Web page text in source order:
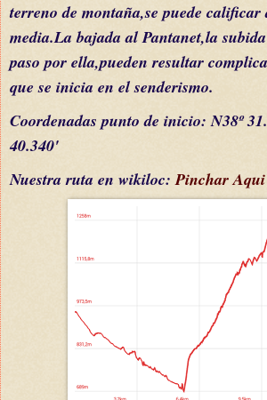
terreno de montaña,se puede
media.La bajada al Pantanet,la
paso por ella,pueden resultar
que se inicia en el senderismo.
Coordenadas punto de inicio: N38º
40.340'
Nuestra ruta en wikiloc:Pinchar Aqui